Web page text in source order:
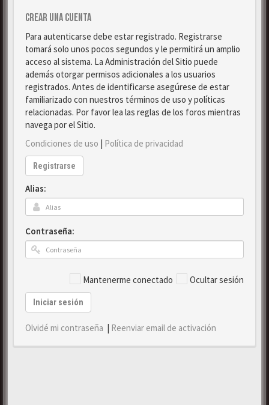
Crear una cuenta
Para autenticarse debe estar registrado. Registrarse
tomará solo unos pocos segundos y le permitirá un amplio
acceso al sistema. La Administración del Sitio puede
además otorgar permisos adicionales a los usuarios
registrados. Antes de identificarse asegúrese de estar
familiarizado con nuestros términos de uso y políticas
relacionadas. Por favor lea las reglas de los foros mientras
navega por el Sitio.
Condiciones de uso | Política de privacidad
Registrarse
Alias:
Contraseña:
Mantenerme conectado Ocultar sesión
Iniciar sesión
Olvidé mi contraseña | Reenviar email de activación